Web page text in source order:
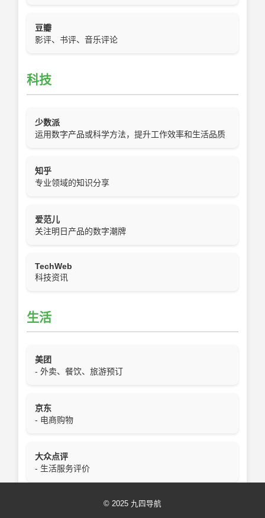
豆瓣
影评、书评、音乐评论
科技
少数派
运用数字产品或科学方法，提升工作效率和生活品质
知乎
专业领域的知识分享
爱范儿
关注明日产品的数字潮牌
TechWeb
科技资讯
生活
美团
- 外卖、餐饮、旅游预订
京东
- 电商购物
大众点评
- 生活服务评价
© 2025 九四导航